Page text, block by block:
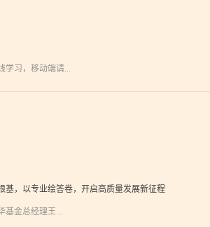
学习，移动端请...
基，以专业绘答卷，开启高质量发展新征程
基金总经理王...